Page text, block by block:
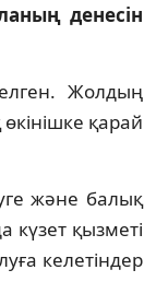
денесін
Жолдың
қарай
және балық
қызметі
келетіндер